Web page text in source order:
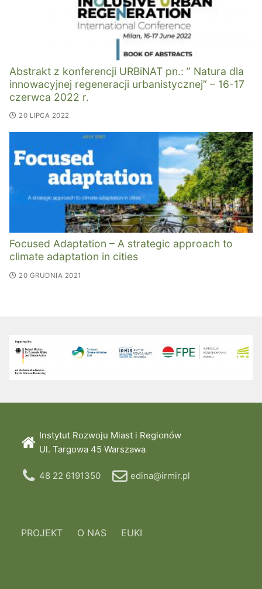
Abstrakt z konferencji URBiNAT pn.: ” Natura dla
innowacyjnej regeneracji urbanistycznej” – 16-17
czerwca 2022 r.
20 LIPCA 2022
Focused Adaptation – A strategic approach to
climate adaptation in cities
20 GRUDNIA 2021
Instytut Rozwoju Miast i Regionów
Ul. Targowa 45 Warszawa
48 22 6191350 edina@irmir.pl
PROJEKT O NAS EUKI